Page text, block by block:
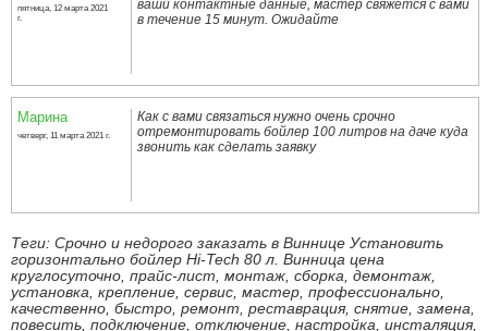
пятница, 12 марта 2021
г.
ваши контактные данные, мастер свяжется с вами
в течение 15 минут. Ожидайте
Марина
четверг, 11 марта 2021 г.
Как с вами связаться нужно очень срочно
отремонтировать бойлер 100 литров на даче куда
звонить как сделать заявку
Теги: Срочно и недорого заказать в Виннице Установить
горизонтально бойлер Hi-Tech 80 л. Винница цена
круглосуточно, прайс-лист, монтаж, сборка, демонтаж,
установка, крепление, сервис, мастер, профессионально,
качественно, быстро, ремонт, реставрация, снятие, замена,
повесить, подключение, отключение, настройка, инсталяция,